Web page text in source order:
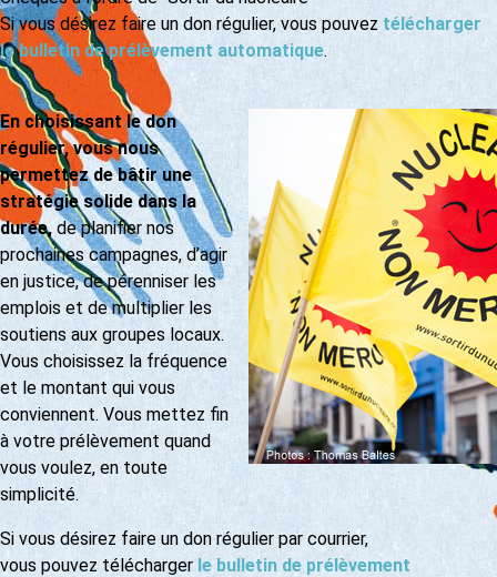
Si vous désirez faire un don régulier, vous pouvez télécharger
le bulletin de prélèvement automatique.
En choisissant le don
régulier, vous nous
permettez de bâtir une
stratégie solide dans la
durée,de planifier nos
prochaines campagnes, d’agir
en justice, de pérenniser les
emplois et de multiplier les
soutiens aux groupes locaux.
Vous choisissez la fréquence
et le montant qui vous
conviennent. Vous mettez fin
à votre prélèvement quand
vous voulez, en toute
simplicité.
Si vous désirez faire un don régulier par courrier,
vous pouvez télécharger le bulletin de prélèvement